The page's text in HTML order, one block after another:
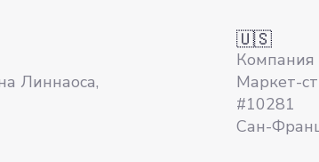
Линнаоса,
🇺🇸
Компания
Маркет-
#10281
Сан-